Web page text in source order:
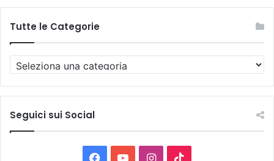
Tutte le Categorie
u
t
e
Seguici sui Social
I